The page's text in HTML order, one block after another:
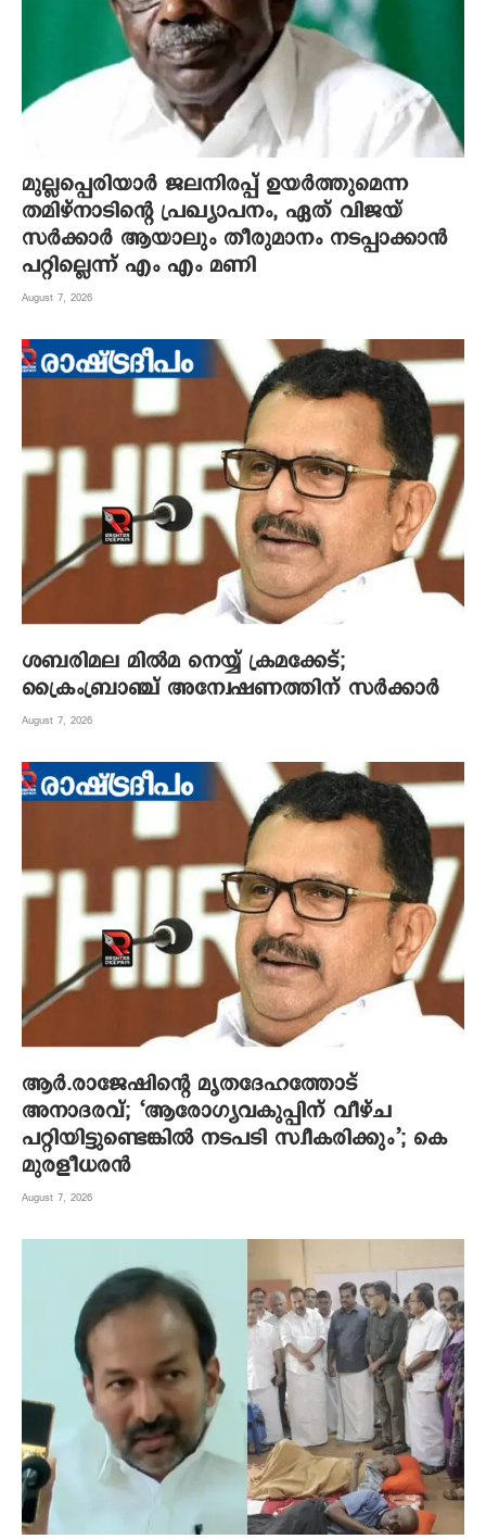
മുല്ലപ്പെരിയാർ ജലനിരപ്പ് ഉയർത്തുമെന്ന
തമിഴ്നാടിന്റെ പ്രഖ്യാപനം, ഏത് വിജയ്
സർക്കാർ ആയാലും തീരുമാനം നടപ്പാക്കാൻ
പറ്റില്ലെന്ന് എം എം മണി
August 7, 2026
ശബരിമല മില്‍മ നെയ്യ് ക്രമക്കേട്;
ക്രൈംബ്രാഞ്ച് അന്വേഷണത്തിന് സര്‍ക്കാര്‍
August 7, 2026
ആര്‍.രാജേഷിന്റെ മൃതദേഹത്തോട്
അനാദരവ്; ‘ആരോഗ്യവകുപ്പിന് വീഴ്ച
പറ്റിയിട്ടുണ്ടെങ്കില്‍ നടപടി സ്വീകരിക്കും’; കെ
മുരളീധരന്‍
August 7, 2026